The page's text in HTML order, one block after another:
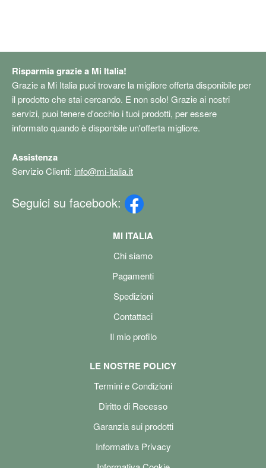
Risparmia grazie a Mi Italia!
Grazie a Mi Italia puoi trovare la migliore offerta disponibile per
il prodotto che stai cercando. E non solo! Grazie ai nostri
servizi, puoi tenere d'occhio i tuoi prodotti, per essere
informato quando è disponbile un'offerta migliore.
Assistenza
Servizio Clienti: info@mi-italia.it
Seguici su facebook:
MI ITALIA
Chi siamo
Pagamenti
Spedizioni
Contattaci
Il mio profilo
LE NOSTRE POLICY
Termini e Condizioni
Diritto di Recesso
Garanzia sui prodotti
Informativa Privacy